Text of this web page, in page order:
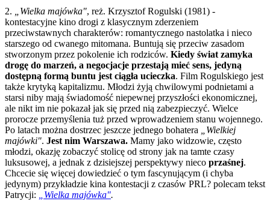
2.
„Wielka majówka", reż. Krzysztof Rogulski (1981) -
kontestacyjne kino drogi z klasycznym zderzeniem
przeciwstawnych charakterów: romantycznego nastolatka i nieco
starszego od cwanego mitomana. Buntują się przeciw zasadom
stworzonym przez pokolenie ich rodziców. Kiedy świat zamyka
drogę do marzeń, a negocjacje przestają mieć sens, jedyną
dostępną formą buntu jest ciągła ucieczka. Film Rogulskiego jest
także krytyką kapitalizmu. Młodzi żyją chwilowymi podnietami a
starsi niby mają świadomość niepewnej przyszłości ekonomicznej,
ale nikt im nie pokazał jak się przed nią zabezpieczyć. Wielce
prorocze przemyślenia tuż przed wprowadzeniem stanu wojennego.
Po latach można dostrzec jeszcze jednego bohatera
„Wielkiej
majówki". Jest nim Warszawa. Mamy jako widzowie, często
młodzi, okazję zobaczyć stolicę od strony jak na tamte czasy
luksusowej, a jednak z dzisiejszej perspektywy nieco przaśnej.
Chcecie się więcej dowiedzieć o tym fascynującym (i chyba
jedynym) przykładzie kina kontestacji z czasów PRL? polecam tekst
Patrycji:
„Wielka majówka".